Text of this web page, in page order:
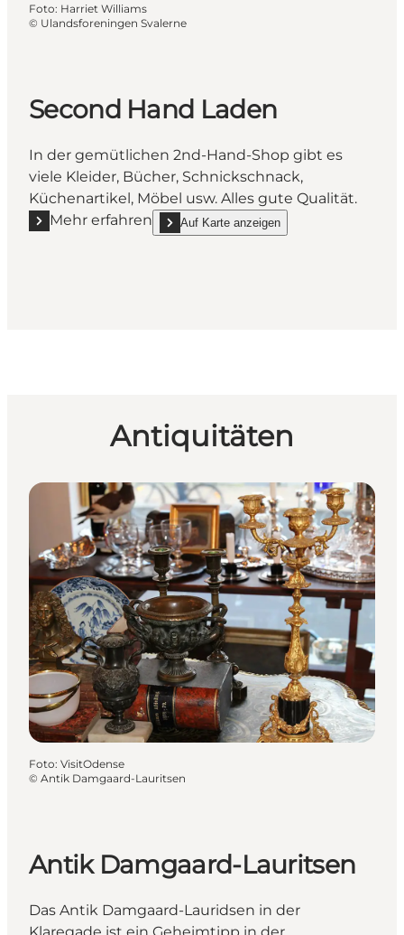
Foto: Harriet Williams
© Ulandsforeningen Svalerne
Second Hand Laden
In der gemütlichen 2nd-Hand-Shop gibt es
viele Kleider, Bücher, Schnickschnack,
Küchenartikel, Möbel usw. Alles gute Qualität.
Mehr erfahren
Mehr erfahren "Second Hand Laden"
Auf Karte anzeigen
show Second Hand Laden on_map
Antiquitäten
Foto: VisitOdense
© Antik Damgaard-Lauritsen
Antik Damgaard-Lauritsen
Das Antik Damgaard-Lauridsen in der